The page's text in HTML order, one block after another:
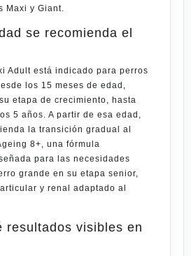
Maxi y Giant.
se recomienda el
Adult está indicado para perros
los 15 meses de edad,
etapa de crecimiento, hasta
5 años. A partir de esa edad,
la transición gradual al
8+, una fórmula
para las necesidades
grande en su etapa senior,
y renal adaptado al
resultados visibles en